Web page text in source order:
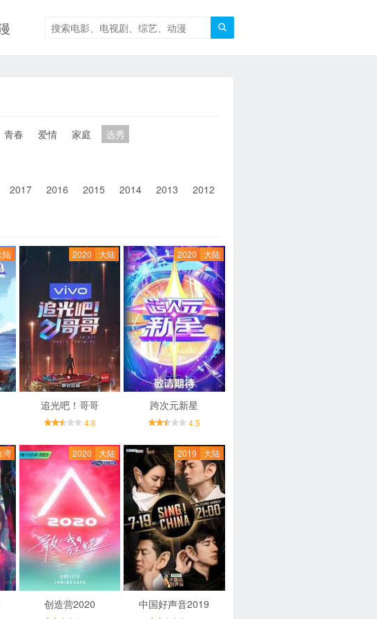

青春 爱情 家庭
选秀
2017 2016 2015 2014 2013 2012
陆 2020 大陆
追光吧！哥哥
4.6
2020 大陆
跨次元新星
4.5
湾 2020 大陆
创造营2020
2019 大陆
中国好声音2019